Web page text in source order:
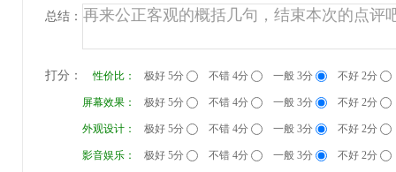
总结：
打分： 性价比： 极好 5分 不错 4分 一般 3分 不好 2分
屏幕效果： 极好 5分 不错 4分 一般 3分 不好 2分
外观设计： 极好 5分 不错 4分 一般 3分 不好 2分
影音娱乐： 极好 5分 不错 4分 一般 3分 不好 2分